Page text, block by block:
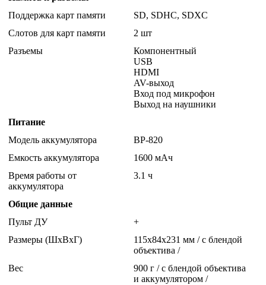
Поддержка карт памяти
SD, SDHC, SDXC
Слотов для карт памяти
2 шт
Разъемы
Компонентный
USB
HDMI
AV-выход
Вход под микрофон
Выход на наушники
Питание
Модель аккумулятора
BP-820
Емкость аккумулятора
1600 мАч
Время работы от
аккумулятора
3.1 ч
Общие данные
Пульт ДУ
+
Размеры (ШхВхГ)
115x84x231 мм / с блендой
объектива /
Вес
900 г / с блендой объектива
и аккумулятором /